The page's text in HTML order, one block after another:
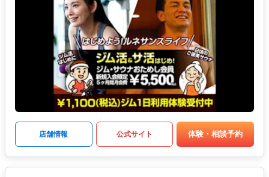
店舗情報 公式サイト 体験・相談予約